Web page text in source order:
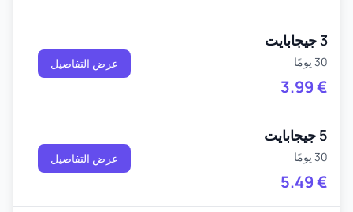
3 جيجابايت
30 يومًا
3.99€
عرض التفاصيل
5 جيجابايت
30 يومًا
5.49€
عرض التفاصيل